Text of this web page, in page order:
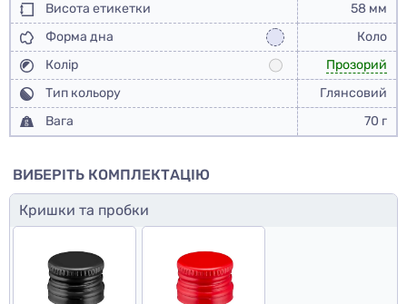
Висота етикетки
58 мм
Форма дна
Коло
Колір
Прозорий
Тип кольору
Глянсовий
Вага
70 г
ВИБЕРІТЬ КОМПЛЕКТАЦІЮ
Кришки та пробки